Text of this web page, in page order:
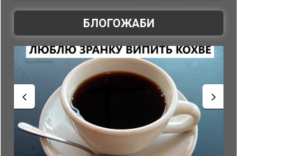
БЛОГОЖАБИ